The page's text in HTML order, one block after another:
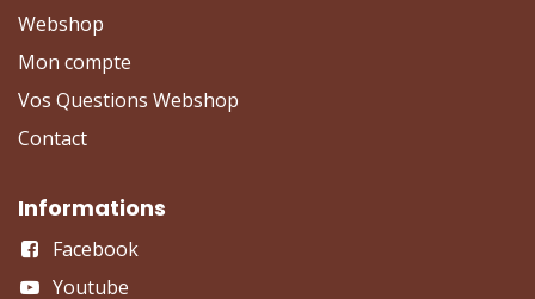
Webshop
Mon compte
Vos Questions Webshop
Contact
Informations
Facebook
Youtube